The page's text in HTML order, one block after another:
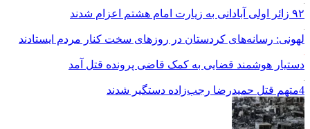
۹۲ زائر اولی آبادانی به زیارت امام هشتم اعزام شدند
لهونی: رسانه‌های کردستان در روزهای سخت کنار مردم ایستادند
دستیار هوشمند قضایی به کمک قاضی پرونده قتل آمد
4متهم قتل حمیدرضا رجب‌زاده دستگیر شدند